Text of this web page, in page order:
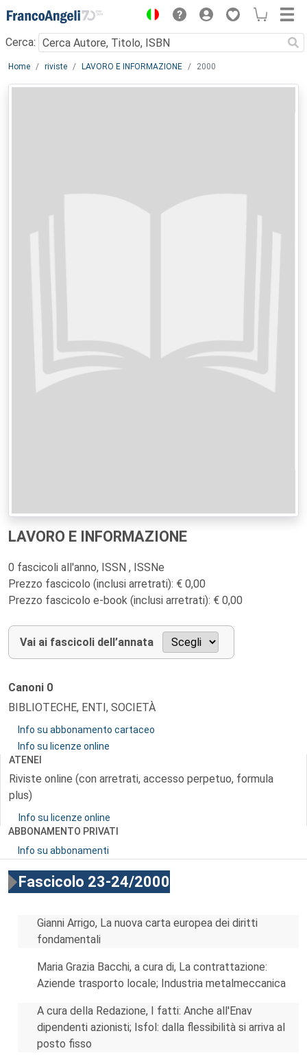
Menu
Cerca:
Main content
Home riviste LAVORO E INFORMAZIONE 2000
LAVORO E INFORMAZIONE
0 fascicoli all'anno, ISSN , ISSNe
Prezzo fascicolo (inclusi arretrati): € 0,00
Prezzo fascicolo e-book (inclusi arretrati): € 0,00
Vai ai fascicoli dell’annata
Canoni 0
BIBLIOTECHE, ENTI, SOCIETÀ
Info su abbonamento cartaceo
Info su licenze online
ATENEI
Riviste online (con arretrati, accesso perpetuo, formula
plus)
Info su licenze online
ABBONAMENTO PRIVATI
Info su abbonamenti
Fascicolo 23-24/2000
Gianni Arrigo, La nuova carta europea dei diritti
fondamentali
Maria Grazia Bacchi, a cura di, La contrattazione:
Aziende trasporto locale; Industria metalmeccanica
A cura della Redazione, I fatti: Anche all'Enav
dipendenti azionisti; Isfol: dalla flessibilità si arriva al
posto fisso